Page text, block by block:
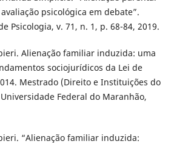
psicológica em debate”.
Psicologia, v. 71, n. 1, p. 68-84, 2019.
Alienação familiar induzida: uma
sociojurídicos da Lei de
Mestrado (Direito e Instituições do
Federal do Maranhão,
“Alienação familiar induzida: